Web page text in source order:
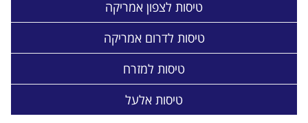
טיסות לצפון אמריקה
טיסות לדרום אמריקה
טיסות למזרח
טיסות אלעל